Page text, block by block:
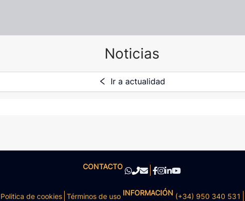
Noticias
Ir a actualidad
CONTACTO
Politica de cookies Términos de uso INFORMACIÓN (+34) 950 340 531